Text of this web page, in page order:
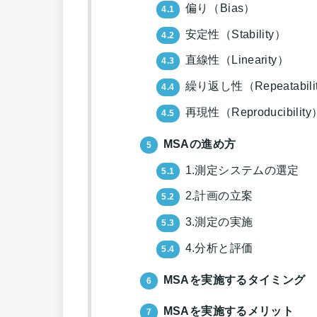
4.1 偏り（Bias）
4.2 安定性（Stability）
4.3 直線性（Linearity）
4.4 繰り返し性（
4.5 再現性（Reproducibility）
5 MSAの進め方
5.1 1.測定システムの選定
5.2 2.計画の立案
5.3 3.測定の実施
5.4 4.分析と評価
6 MSAを実施するタイミング
7 MSAを実施するメリット